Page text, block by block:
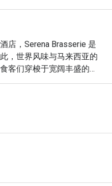
店，Serena Brasserie 是
，世界风味与马来西亚的
客们穿梭于宽阔丰盛的自
络氛围，从开放式厨房传
的各国佳肴陈列，空气中
的浓郁香气。这家屡获殊
非凡餐饮体验的饕客必访
是一个悠闲惬意的夜晚，
怀：